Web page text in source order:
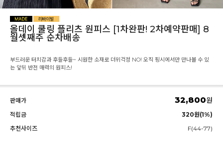
올데이 쿨링 플리츠 원피스 [1차완판! 2차예약판매] 8
월셋째주 순차배송
부드러운 터치감과 후들후들~ 시원한 소재로 더위걱정 NO! 오직 핑시에서만 만나볼 수 있
는 앞뒤 반전 매력의 원피스!
판매가 32,800원
적립금
320원(1%)
추천사이즈
F(44-77)